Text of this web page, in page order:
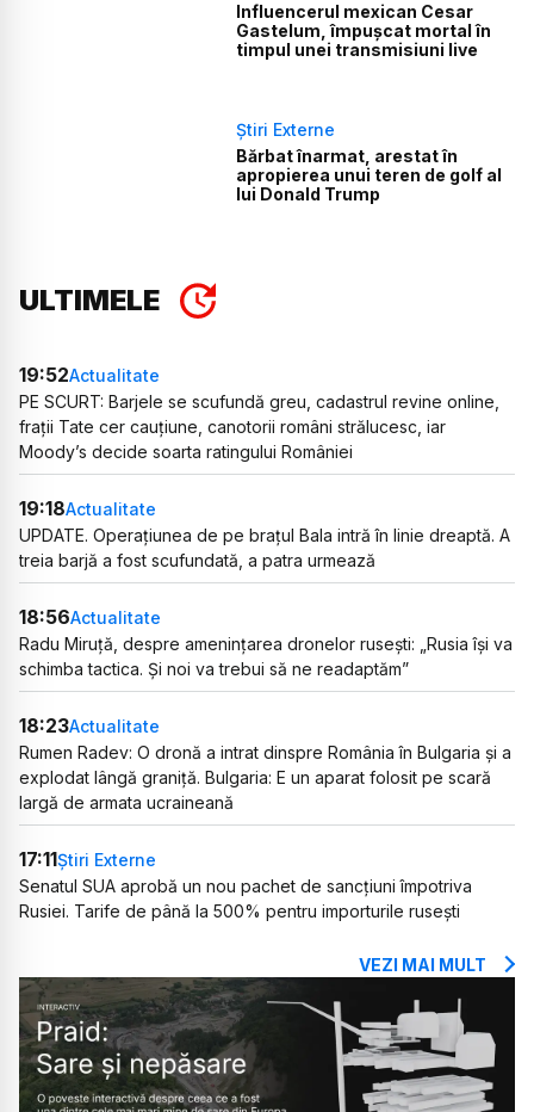
Influencerul mexican Cesar
Gastelum, împușcat mortal în
timpul unei transmisiuni live
Știri Externe
Bărbat înarmat, arestat în
apropierea unui teren de golf al
lui Donald Trump
ULTIMELE
19:52Actualitate
PE SCURT: Barjele se scufundă greu, cadastrul revine online,
frații Tate cer cauțiune, canotorii români strălucesc, iar
Moody’s decide soarta ratingului României
19:18Actualitate
UPDATE. Operațiunea de pe brațul Bala intră în linie dreaptă. A
treia barjă a fost scufundată, a patra urmează
18:56Actualitate
Radu Miruță, despre amenințarea dronelor rusești: „Rusia își va
schimba tactica. Și noi va trebui să ne readaptăm”
18:23Actualitate
Rumen Radev: O dronă a intrat dinspre România în Bulgaria și a
explodat lângă graniță. Bulgaria: E un aparat folosit pe scară
largă de armata ucraineană
17:11Știri Externe
Senatul SUA aprobă un nou pachet de sancțiuni împotriva
Rusiei. Tarife de până la 500% pentru importurile rusești
VEZI MAI MULT